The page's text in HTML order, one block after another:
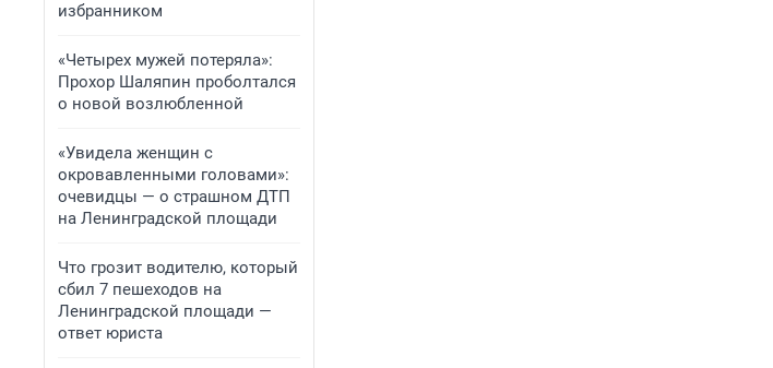
избранником
«Четырех мужей потеряла»:
Прохор Шаляпин проболтался
о новой возлюбленной
«Увидела женщин с
окровавленными головами»:
очевидцы — о страшном ДТП
на Ленинградской площади
Что грозит водителю, который
сбил 7 пешеходов на
Ленинградской площади —
ответ юриста